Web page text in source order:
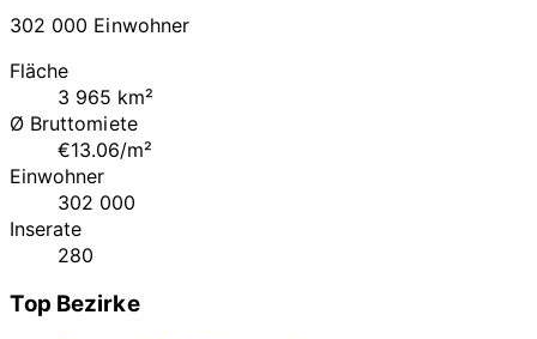
302 000 Einwohner
Fläche
3 965 km²
Ø Bruttomiete
€13.06/m²
Einwohner
302 000
Inserate
280
Top Bezirke